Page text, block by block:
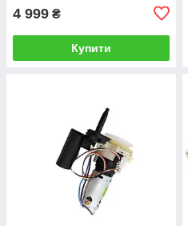
4 999 ₴
Купити